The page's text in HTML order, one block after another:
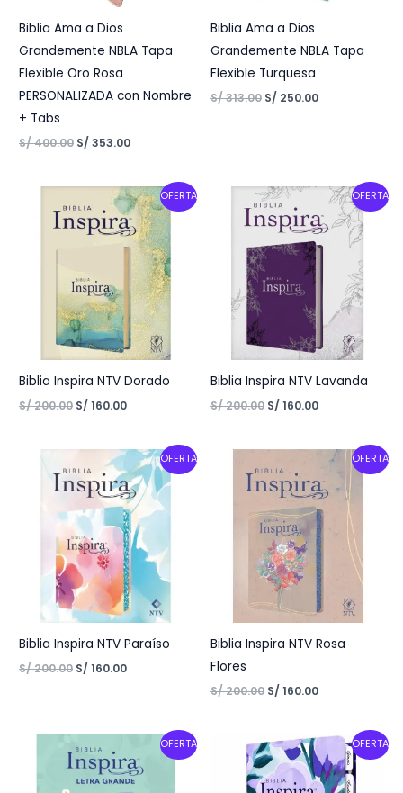
Biblia Ama a Dios
Grandemente NBLA Tapa
Flexible Oro Rosa
PERSONALIZADA con Nombre
+ Tabs
S/400.00 S/ 353.00
Biblia Ama a Dios
Grandemente NBLA Tapa
Flexible Turquesa
S/313.00 S/ 250.00
OFERTA
Biblia Inspira NTV Dorado
S/200.00
Original
price
was:
S/ 200.00.
S/ 160.00
Current
price
is:
S/ 160.00.
OFERTA
Biblia Inspira NTV Lavanda
S/200.00
Original
price
was:
S/ 200.00.
S/ 160.00
Current
price
is:
S/ 160.00.
OFERTA
Biblia Inspira NTV Paraíso
S/200.00
Original
price
was:
S/ 200.00.
S/ 160.00
Current
price
is:
S/ 160.00.
OFERTA
Biblia Inspira NTV Rosa
Flores
S/200.00
price
was:
S/ 200.00.
S/ 160.00
Current
price
is:
S/ 160.00.
OFERTA
price
was:
S/ 250.00.
Current
price
is:
S/ 200.00.
OFERTA
Original
price
was:
S/ 353.00.
Current
price
is:
S/ 303.00.